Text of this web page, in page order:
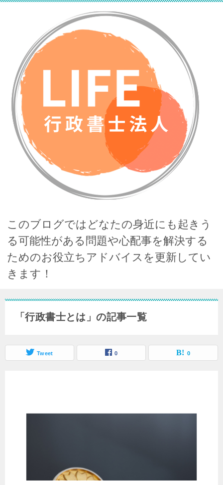
このブログではどなたの身近にも起きう
る可能性がある問題や心配事を解決する
ためのお役立ちアドバイスを更新してい
きます！
「行政書士とは」の記事一覧
Tweet 0 0